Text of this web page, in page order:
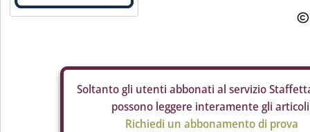
Soltanto gli utenti abbonati al servizio
possono leggere interamente gli
Richiedi un abbonamento di prova